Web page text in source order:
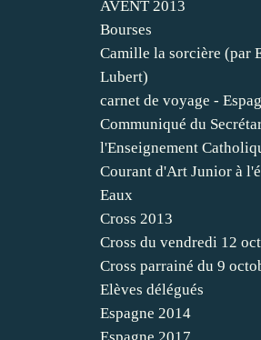
AVENT 2013
Bourses
Camille la sorcière (par
Lubert)
carnet de voyage -
Communiqué du
l'Enseignement
Courant d'Art Junior à
Eaux
Cross 2013
Cross du vendredi 12
Cross parrainé du 9
Elèves délégués
Espagne 2014